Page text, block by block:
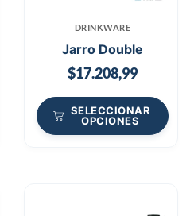
DRINKWARE
Jarro Double
$17.208,99
SELECCIONAR
OPCIONES